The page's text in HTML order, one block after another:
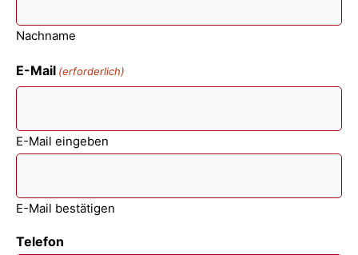
Nachname
E-Mail (erforderlich)
E-Mail eingeben
E-Mail bestätigen
Telefon